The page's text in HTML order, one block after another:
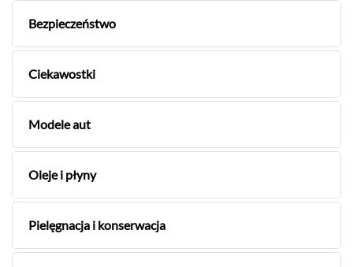
Bezpieczeństwo
Ciekawostki
Modele aut
Oleje i płyny
Pielęgnacja i konserwacja